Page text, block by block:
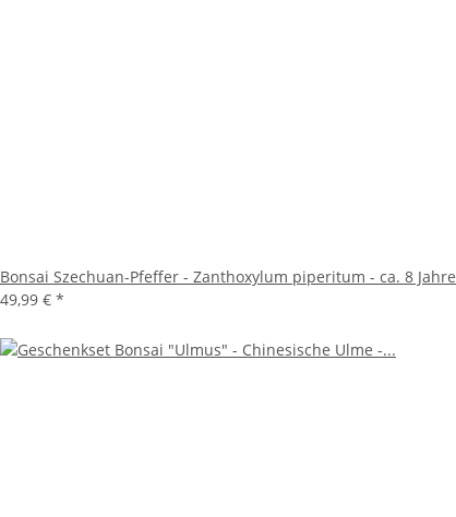
Bonsai Szechuan-Pfeffer - Zanthoxylum piperitum - ca. 8 Jahre
49,99 € *